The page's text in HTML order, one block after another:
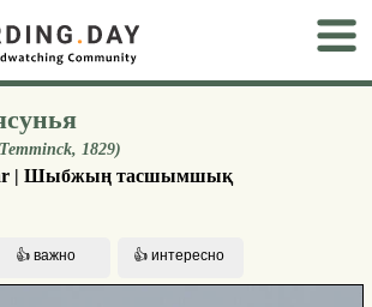
1829)
| Шыбжың тасшымшық